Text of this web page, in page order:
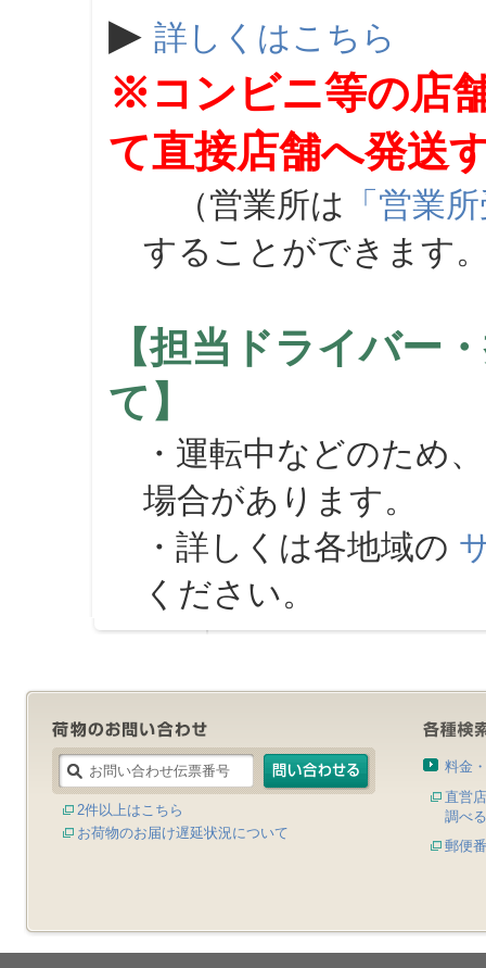
▶ 詳しくはこちら
※コンビニ等の店
て直接店舗へ発送
（営業所は 「営業
することができます
【担当ドライバー
て】
・運転中などのため
場合があります。
・詳しくは各地域の
ください。
2件以上はこちら
お荷物のお届け遅延状況について
料金
直営
調べる
郵便